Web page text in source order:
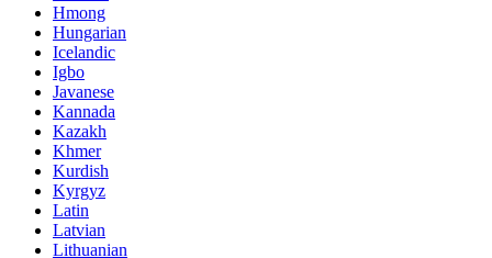
Hmong
Hungarian
Icelandic
Igbo
Javanese
Kannada
Kazakh
Khmer
Kurdish
Kyrgyz
Latin
Latvian
Lithuanian